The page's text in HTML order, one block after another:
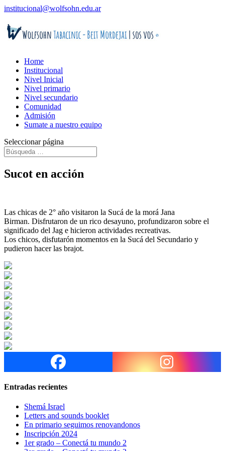
institucional@wolfsohn.edu.ar
Home
Institucional
Nivel Inicial
Nivel primario
Nivel secundario
Comunidad
Admisión
Sumate a nuestro equipo
Seleccionar página
Sucot en acción
Las chicas de 2° año visitaron la Sucá de la morá Jana
Birman. Disfrutaron de un rico desayuno, profundizaron sobre el
significado del Jag e hicieron actividades recreativas.
Los chicos, disfutarón momentos en la Sucá del Secundario y
pudieron hacer las brajot.
Entradas recientes
Shemá Israel
Letters and sounds booklet
En primario seguimos renovandonos
Inscripción 2024
1er grado – Conectá tu mundo 2